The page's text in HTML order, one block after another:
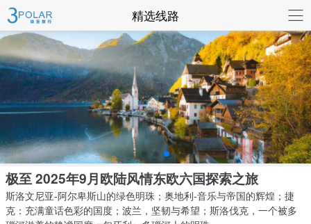
精选线路
极至 2025年9月欧陆风情东欧六国探索之旅
斯洛文尼亚-阿尔卑斯山的绿色明珠；奥地利-音乐与帝国的辉煌；捷
克：充满童话色彩的国度；波兰，坚韧与希望；斯洛伐克，一个被多
联系我们